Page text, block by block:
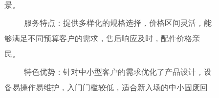
景。
服务特点：提供多样化的规格选择，价格区间灵活，能
够满足不同预算客户的需求，售后响应及时，配件价格亲
民。
特色优势：针对中小型客户的需求优化了产品设计，设
备易操作易维护，入门门槛较低，适合新入场的中小固废回